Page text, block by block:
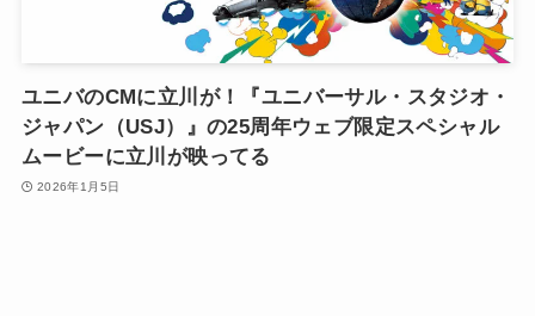
ユニバのCMに立川が！『ユニバーサル・スタジオ・
ジャパン（USJ）』の25周年ウェブ限定スペシャル
ムービーに立川が映ってる
2026年1月5日